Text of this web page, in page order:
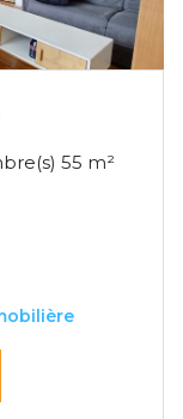
Appartement 2 pièce(s) 1 chambre(s) 55 m²